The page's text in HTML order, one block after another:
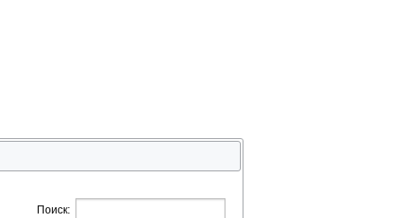
Поиск: